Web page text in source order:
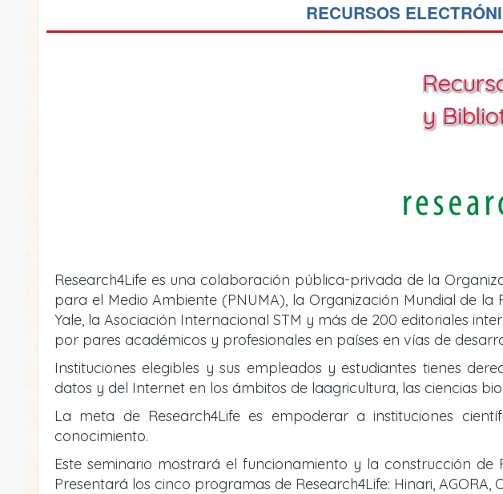
RECURSOS
y
Research4Life es una colaboración pública-privada de la
para el Medio Ambiente (PNUMA), la Organización Mundial de
Yale, la Asociación Internacional STM y más de 200 editoriales
por pares académicos y profesionales en países en vías de
Instituciones elegibles y sus empleados y estudiantes tienes
datos y del Internet en los ámbitos de laagricultura, las ciencias
La meta de Research4Life es empoderar a instituciones
conocimiento.
Este seminario mostrará el funcionamiento y la construcción
Presentará los cinco programas de Research4Life: Hinari,